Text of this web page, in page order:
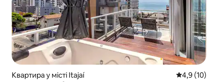
Квартира у місті Itajaí Середня
4,9 (10)